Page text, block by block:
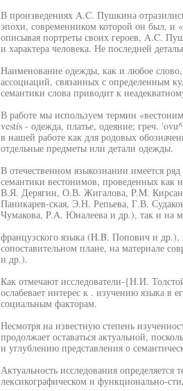
В произведениях A.C. Пушкина
эпохи, современником которой он был, и
описывая портреты своих героев, A.C.
и характера человека. Не последней
Наименование одежды, как и любое слово,
ассоциаций, связанных с определенным
семантики слова приводит к
В работе мы используем термин
vestís - одежда, платье, одеяние; греч.
в нашей работе как для родовых
отдельные предметы или детали одежды.
В отечественном языкознании имеется
семантики вестонимов, проведенных как
В.Я. Дерягин, О.В. Жигалова, P.M.
Паникарев-ская, Э.Н. Репьева, Г.В.
Чумакова, P.A. Юналеева и др.), так и на
французского языка (H.B. Попович и
сопоставительном плане, на материале
и др.).
Как отмечают исследователи-{Н.И.
ослабевает интерес к . изучению языка в
социальным факторам.
Несмотря на известную степень
продолжает оставаться актуальной,
и углублению представления о
Актуальность исследования
лексикографическом и функционально-